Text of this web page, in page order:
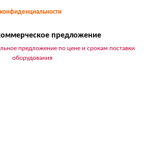
предложение
предложение по цене и срокам поставки
оборудования